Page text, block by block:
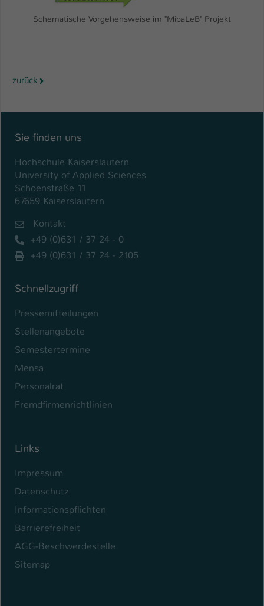
Schematische Vorgehensweise im "MibaLeB" Projekt
zurück
Sie finden uns
Hochschule Kaiserslautern
University of Applied Sciences
Schoenstraße 11
67659 Kaiserslautern
Kontakt
+49 (0)631 / 37 24 - 0
+49 (0)631 / 37 24 - 2105
Schnellzugriff
Pressemitteilungen
Stellenangebote
Semestertermine
Mensa
Personalrat
Fremdfirmenrichtlinien
Links
Impressum
Datenschutz
Informationspflichten
Barrierefreiheit
AGG-Beschwerdestelle
Sitemap